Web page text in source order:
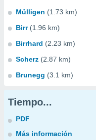
Mülligen (1.73 km)
Birr (1.96 km)
Birrhard (2.23 km)
Scherz (2.87 km)
Brunegg (3.1 km)
Tiempo...
PDF
Más información